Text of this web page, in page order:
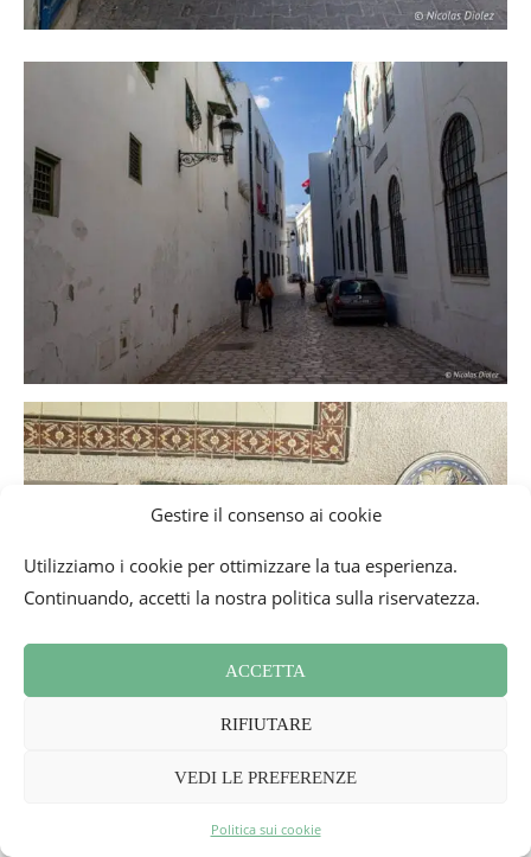
Gestire il consenso ai cookie
Utilizziamo i cookie per ottimizzare la tua esperienza.
Continuando, accetti la nostra politica sulla riservatezza.
ACCETTA
RIFIUTARE
VEDI LE PREFERENZE
Politica sui cookie